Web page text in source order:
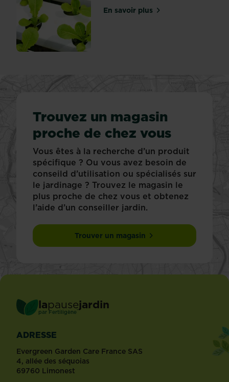
En savoir plussur L'hydroponie
Trouvez un magasin
proche de chez vous
Vous êtes à la recherche d’un produit
spécifique ? Ou vous avez besoin de
conseild d’utilisation ou spécialisés sur
le jardinage ? Trouvez le magasin le
plus proche de chez vous et obtenez
l’aide d’un conseiller jardin.
Trouver un magasin
lapausejardin
par Fertiligène ®
ADRESSE
Evergreen Garden Care France SAS
4, allée des séquoias
69760 Limonest